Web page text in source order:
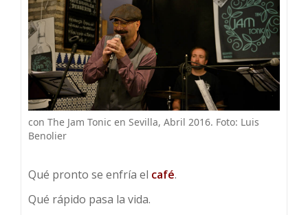
con The Jam Tonic en Sevilla, Abril 2016. Foto: Luis
Benolier
Qué pronto se enfría el café.
Qué rápido pasa la vida.